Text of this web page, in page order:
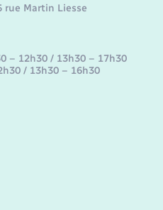
rue Martin Liesse
– 12h30 / 13h30 – 17h30
/ 13h30 – 16h30